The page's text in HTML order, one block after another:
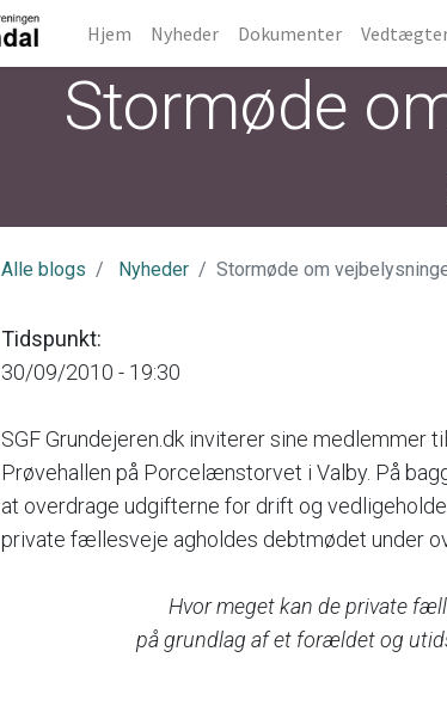
Hjem Nyheder Dokumenter
Stormøde
Alle blogs Nyheder Stormøde om
Tidspunkt:
30/09/2010 - 19:30
SGF Grundejeren.dk inviterer sine medlemmer
Prøvehallen på Porcelænstorvet i Valby. På
at overdrage udgifterne for drift og
private fællesveje agholdes debtmødet under
Hvor meget kan de private
på grundlag af et forældet og